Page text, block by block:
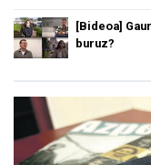
[Bideoa]
buruz?